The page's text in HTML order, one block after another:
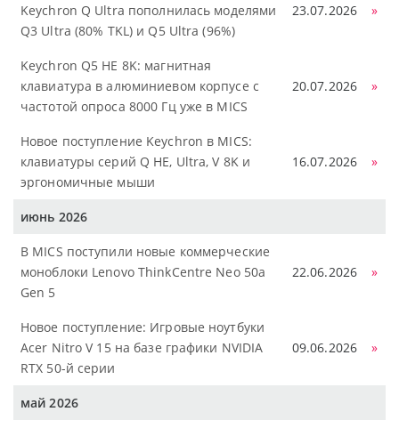
Keychron Q Ultra пополнилась моделями
Q3 Ultra (80% TKL) и Q5 Ultra (96%)
23.07.2026 »
Keychron Q5 HE 8K: магнитная
клавиатура в алюминиевом корпусе с
частотой опроса 8000 Гц уже в MICS
20.07.2026 »
Новое поступление Keychron в MICS:
клавиатуры серий Q HE, Ultra, V 8K и
эргономичные мыши
16.07.2026 »
июнь 2026
В MICS поступили новые коммерческие
моноблоки Lenovo ThinkCentre Neo 50a
Gen 5
22.06.2026 »
Новое поступление: Игровые ноутбуки
Acer Nitro V 15 на базе графики NVIDIA
RTX 50-й серии
09.06.2026 »
май 2026